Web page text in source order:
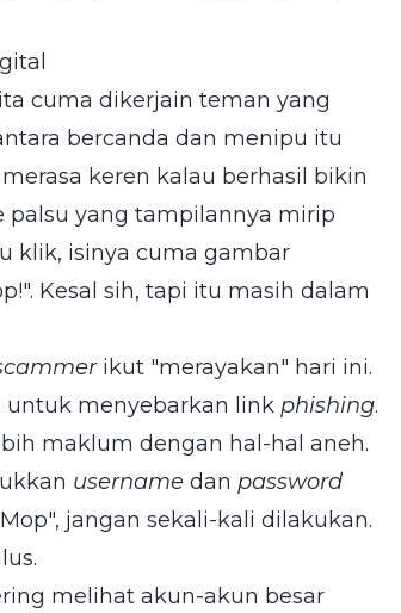
cuma dikerjain teman yang
bercanda dan menipu itu
keren kalau berhasil bikin
palsu yang tampilannya mirip
klik, isinya cuma gambar
Kesal sih, tapi itu masih dalam
ikut "merayakan" hari ini.
untuk menyebarkan link phishing.
maklum dengan hal-hal aneh.
username dan password
jangan sekali-kali dilakukan.
melihat akun-akun besar